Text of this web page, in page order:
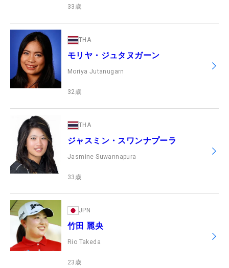
33 歳
THA
モリヤ・ジュタヌガーン
Moriya Jutanugarn
32歳
THA
ジャスミン・スワンナプーラ
Jasmine Suwannapura
33 歳
JPN
竹田 麗央
Rio Takeda
23 歳